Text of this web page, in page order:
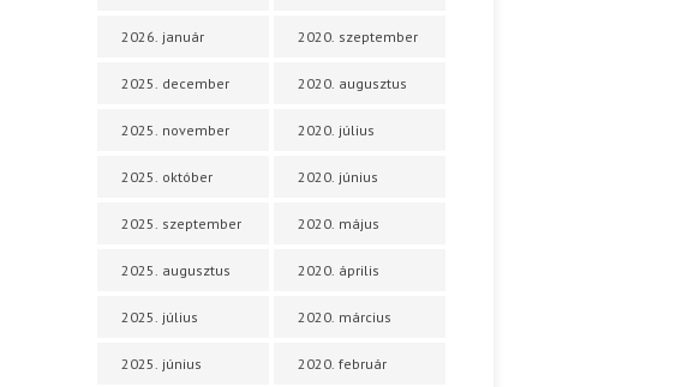
2026. január
2025. december
2025. november
2025. október
2025. szeptember
2025. augusztus
2025. július
2025. június
2020. szeptember
2020. augusztus
2020. július
2020. június
2020. május
2020. április
2020. március
2020. február